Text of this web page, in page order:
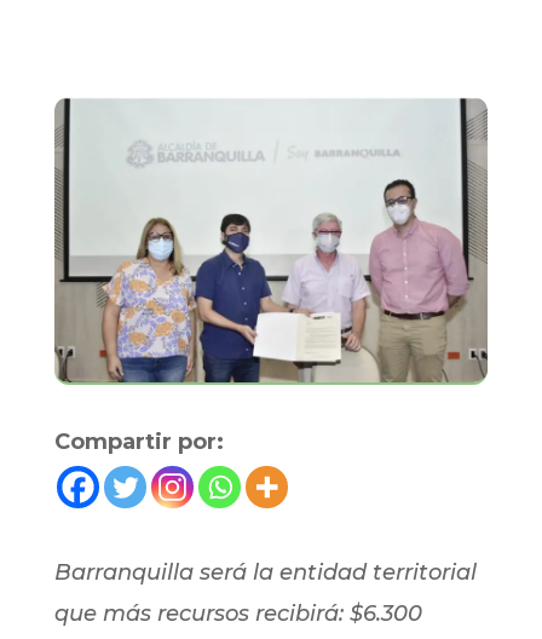
Compartir por:
Barranquilla será la entidad territorial
que más recursos recibirá: $6.300